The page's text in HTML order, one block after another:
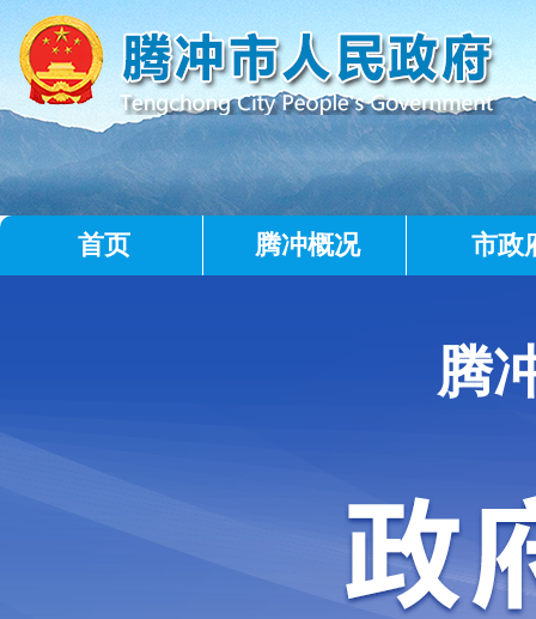
首页 腾冲概况 市政
腾